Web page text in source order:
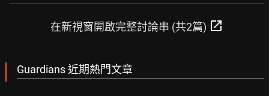
在新視窗開啟完整討論串 (共2篇) open_in_new
Guardians 近期熱門文章